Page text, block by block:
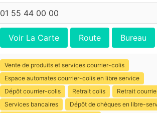
01 55 44 00 00
Voir La Carte Route Bureau
Vente de produits et services courrier-colis
Espace automates courrier-colis en libre service
Dépôt courrier-colis
Retrait colis
Retrait
Services bancaires
Dépôt de chèques en libre-